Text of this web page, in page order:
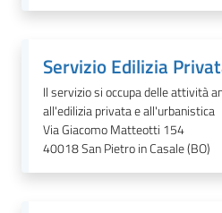
Servizio Edilizia
Il servizio si occupa delle attività
all'edilizia privata e all'urbanistica
Via Giacomo Matteotti 154
40018San Pietro in Casale (BO)